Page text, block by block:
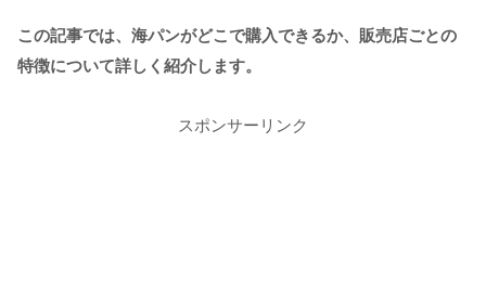
この記事では、海パンがどこで購入できるか、販売店ごとの
特徴について詳しく紹介します。
スポンサーリンク